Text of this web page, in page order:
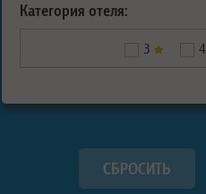
Категория отеля:
3 4